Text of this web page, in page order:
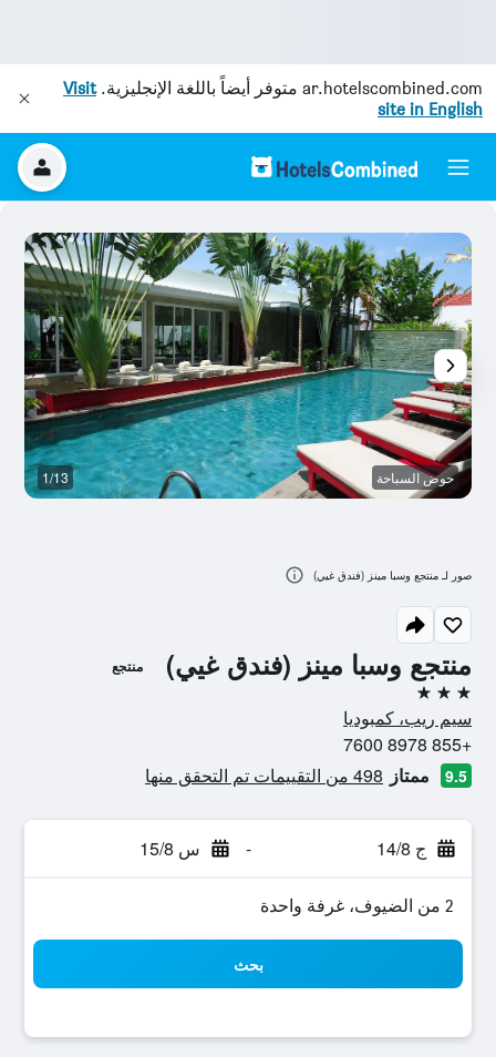
ar.hotelscombined.com متوفر أيضاً باللغة الإنجليزية.Visit
site in English
منتجع وسبا مينز (فندق غيي) منتجع
3 نجوم
سيم ريب، كمبوديا
+855 8978 7600
9.5 ممتاز 498 من التقييمات تم التحقق منها
ج 14/8 - س 15/8
2 من الضيوف، غرفة واحدة
بحث
حوض السباحة 1/13
صور لـ منتجع وسبا مينز (فندق غيي)